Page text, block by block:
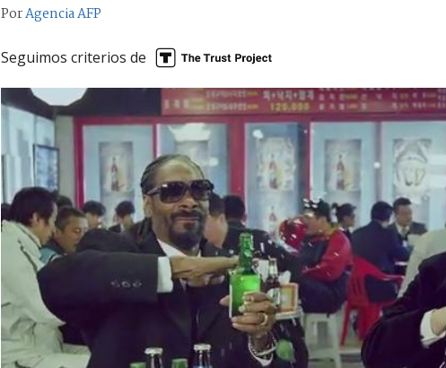
PorAgencia AFP
Seguimos criterios de